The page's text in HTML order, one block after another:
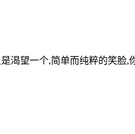
是渴望一个,简单而纯粹的笑